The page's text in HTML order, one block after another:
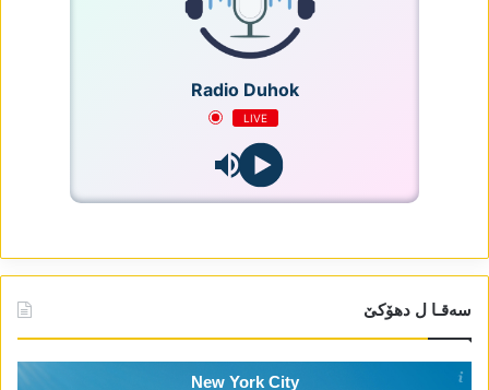
Radio Duhok
LIVE
سەقـا ل دھۆکێ
New York City